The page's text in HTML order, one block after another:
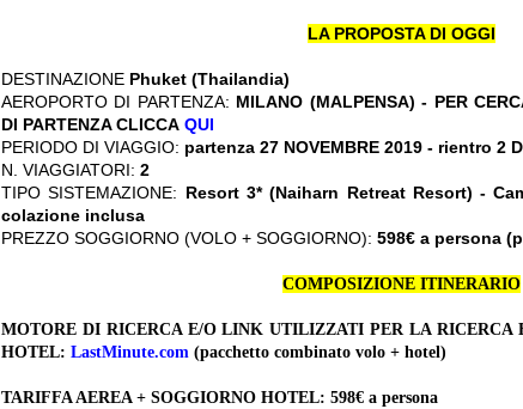
LA PROPOSTA DI OGGI
DESTINAZIONE Phuket (Thailandia)
AEROPORTO DI PARTENZA: MILANO (MALPENSA) - PER
DI PARTENZA CLICCA QUI
PERIODO DI VIAGGIO: partenza 27 NOVEMBRE 2019 - rientro 2
N. VIAGGIATORI: 2
TIPO SISTEMAZIONE: Resort 3* (Naiharn Retreat Resort) -
colazione inclusa
PREZZO SOGGIORNO (VOLO + SOGGIORNO): 598€ a persona
COMPOSIZIONE ITINERARIO
MOTORE DI RICERCA E/O LINK UTILIZZATI PER LA RICERCA
HOTEL: LastMinute.com (pacchetto combinato volo + hotel)
TARIFFA AEREA + SOGGIORNO HOTEL: 598€ a persona